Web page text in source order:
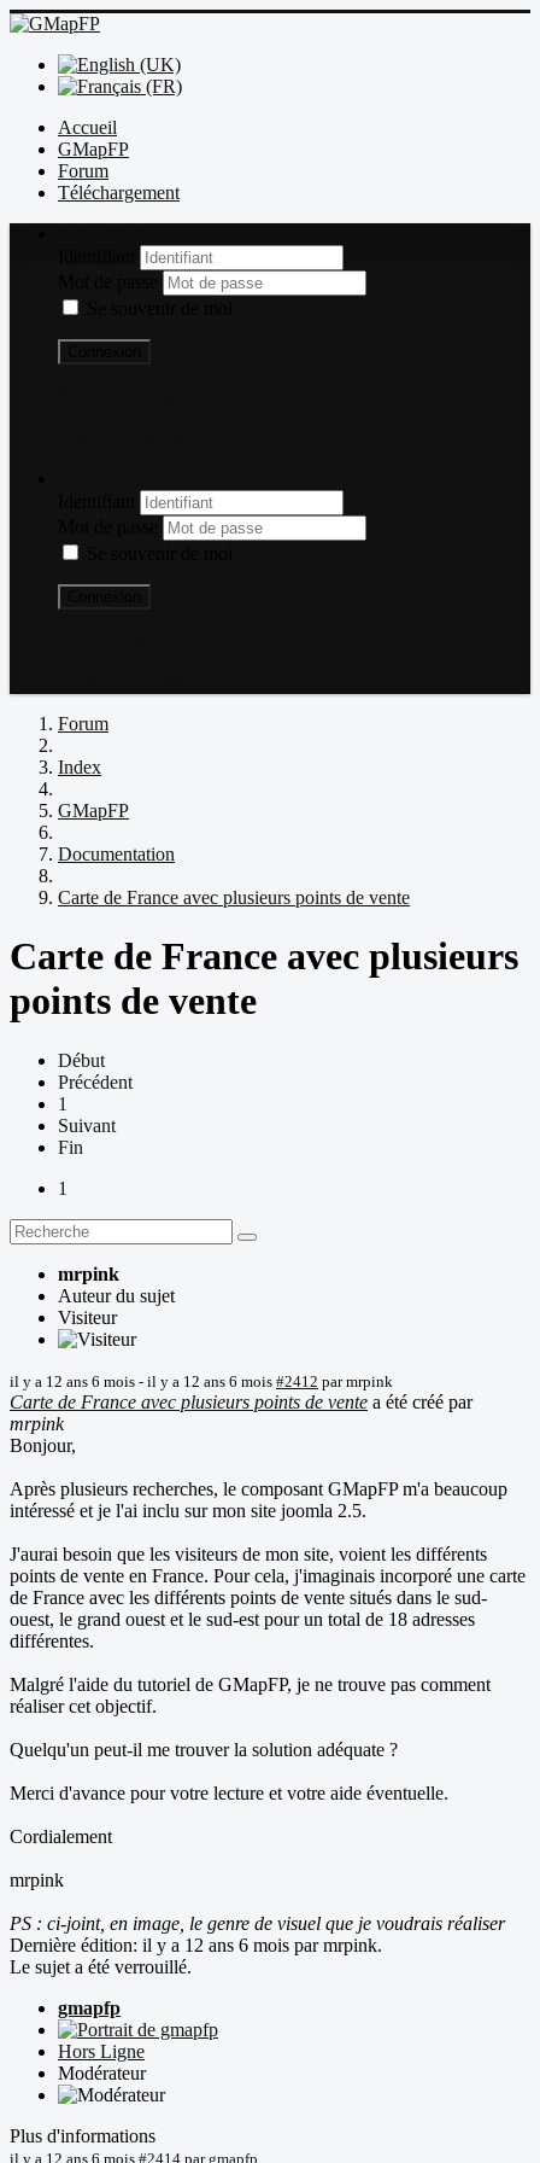
Accueil
GMapFP
Forum
Téléchargement
Forum
Index
GMapFP
Documentation
Carte de France avec plusieurs points de vente
Carte de France avec plusieurs
points de vente
Début
Précédent
1
Suivant
Fin
1
mrpink
Auteur du sujet
Visiteur
il y a 12 ans 6 mois - il y a 12 ans 6 mois #2412 parmrpink
Carte de France avec plusieurs points de vente a été créé par
mrpink
Bonjour,
Après plusieurs recherches, le composant GMapFP m'a beaucoup
intéressé et je l'ai inclu sur mon site joomla 2.5.
J'aurai besoin que les visiteurs de mon site, voient les différents
points de vente en France. Pour cela, j'imaginais incorporé une carte
de France avec les différents points de vente situés dans le sud-
ouest, le grand ouest et le sud-est pour un total de 18 adresses
différentes.
Malgré l'aide du tutoriel de GMapFP, je ne trouve pas comment
réaliser cet objectif.
Quelqu'un peut-il me trouver la solution adéquate ?
Merci d'avance pour votre lecture et votre aide éventuelle.
Cordialement
mrpink
PS : ci-joint, en image, le genre de visuel que je voudrais réaliser
Dernière édition: il y a 12 ans 6 mois parmrpink.
Le sujet a été verrouillé.
gmapfp
Hors Ligne
Modérateur
Plus d'informations
il y a 12 ans 6 mois #2414 pargmapfp